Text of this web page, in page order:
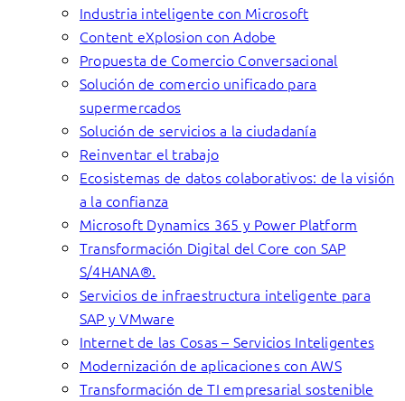
Industria inteligente con Microsoft
Content eXplosion con Adobe
Propuesta de Comercio Conversacional
Solución de comercio unificado para
supermercados
Solución de servicios a la ciudadanía
Reinventar el trabajo
Ecosistemas de datos colaborativos: de la visión
a la confianza
Microsoft Dynamics 365 y Power Platform
Transformación Digital del Core con SAP
S/4HANA®.
Servicios de infraestructura inteligente para
SAP y VMware
Internet de las Cosas – Servicios Inteligentes
Modernización de aplicaciones con AWS
Transformación de TI empresarial sostenible